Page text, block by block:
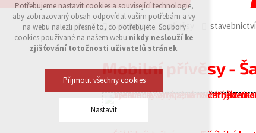
eurowagon přívěsy stavebnictví
Mobilní přívěsy -
Potřebujeme nastavit cookies a související technologie,
aby zobrazovaný obsah odpovídal vašim potřebám a vy
na webu nalezli přesně to, co potřebujete. Soubory
cookies používané na našem webu nikdy neslouží ke
zjišťování totožnosti uživatelů stránek.
Přijmout všechny cookies
Nastavit